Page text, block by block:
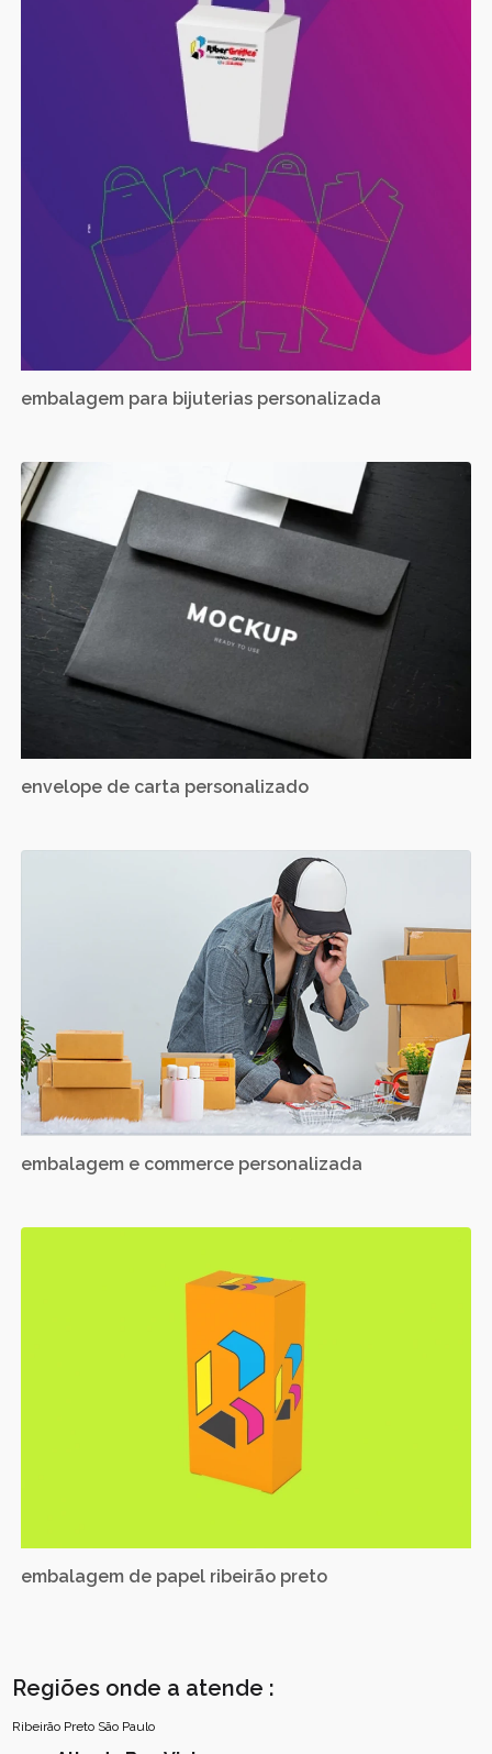
embalagem para bijuterias personalizada
envelope de carta personalizado
embalagem e commerce personalizada
embalagem de papel ribeirão preto
Regiões onde a atende :
Ribeirão Preto São Paulo